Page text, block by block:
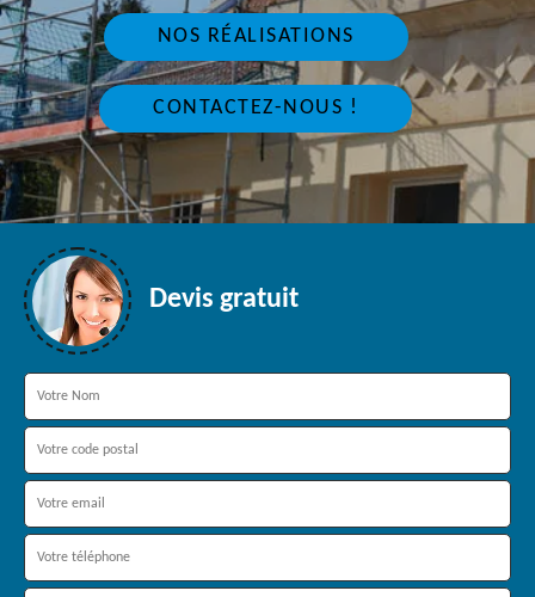
NOS RÉALISATIONS
CONTACTEZ-NOUS !
Devis gratuit